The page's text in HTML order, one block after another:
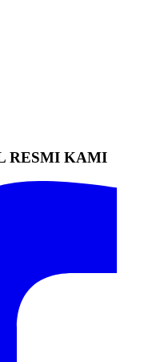
RESMI KAMI